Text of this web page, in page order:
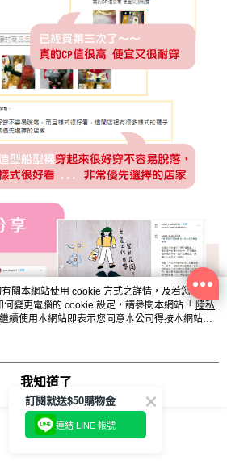
關本網站使用 cookie 方式之詳情，及若您不希
變更電腦的 cookie 設定，請參閱本網站「 隱私
續使用本網站即表示您同意本公司得按本網站使
。
我知道了
訂閱就送$50購物金
連結 LINE 帳號